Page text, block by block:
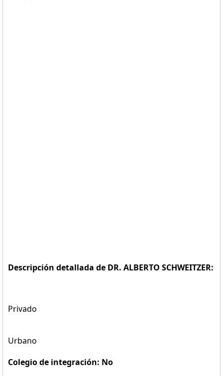
Descripción detallada de DR. ALBERTO SCHWEITZER:
Privado
Urbano
Colegio de integración: No